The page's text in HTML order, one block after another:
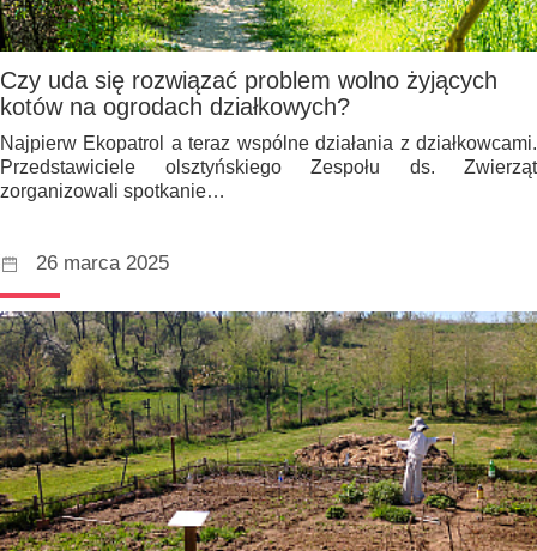
Czy uda się rozwiązać problem wolno żyjących
kotów na ogrodach działkowych?
Najpierw Ekopatrol a teraz wspólne działania z działkowcami.
Przedstawiciele olsztyńskiego Zespołu ds. Zwierząt
zorganizowali spotkanie…
26 marca 2025